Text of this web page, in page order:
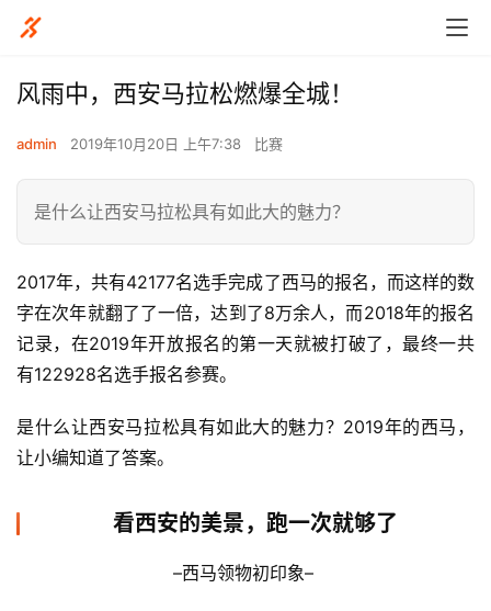
风雨中，西安马拉松燃爆全城！
admin 2019年10月20日 上午7:38 比赛
是什么让西安马拉松具有如此大的魅力？
2017年，共有42177名选手完成了西马的报名，而这样的数
字在次年就翻了了一倍，达到了8万余人，而2018年的报名
记录，在2019年开放报名的第一天就被打破了，最终一共
有122928名选手报名参赛。
是什么让西安马拉松具有如此大的魅力？2019年的西马，
让小编知道了答案。
看西安的美景，跑一次就够了
–西马领物初印象–